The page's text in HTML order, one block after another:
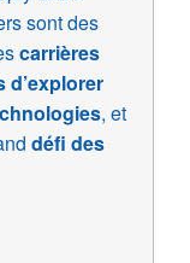
sont des
carrières
, et
défi des